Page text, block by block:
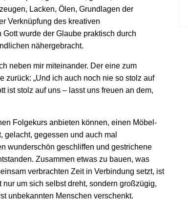
Lacken, Ölen, Grundlagen der
Verknüpfung des kreativen
wurde der Glaube praktisch durch
nähergebracht.
neben mir miteinander. Der eine zum
zurück: „Und ich auch noch nie so stolz auf
ist stolz auf uns – lasst uns freuen an dem,
Folgekurs anbieten können, einen Möbel-
gegessen und auch mal
wunderschön geschliffen und gestrichene
Zusammen etwas zu bauen, was
verbrachten Zeit in Verbindung setzt, ist
um sich selbst dreht, sondern großzügig,
unbekannten Menschen verschenkt.